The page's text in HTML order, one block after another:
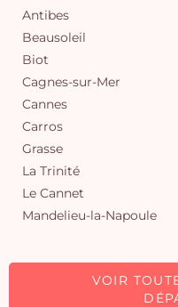
Antibes
Beausoleil
Biot
Cagnes-sur-Mer
Cannes
Carros
Grasse
La Trinité
Le Cannet
Mandelieu-la-Napoule
VOIR